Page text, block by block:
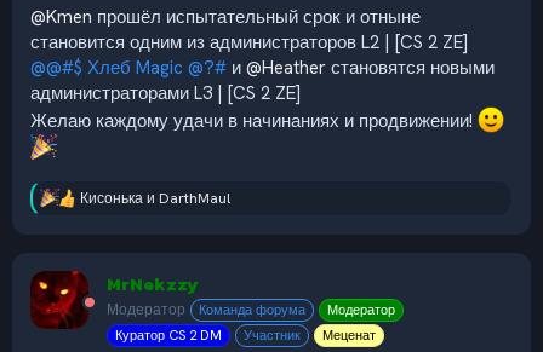
@Kmen прошёл испытательный срок и отныне
становится одним из администраторов L2 | [CS 2 ZE]
@@#$ Хлеб Magic @?# и @Heather становятся новыми
администраторами L3 | [CS 2 ZE]
Желаю каждому удачи в начинаниях и продвижении!
Р
ц
и
и
Кисонькаи DarthMaul
MrNekzzy
Модератор Команда форума
Модератор
Куратор CS 2 DM
Участник Меценат